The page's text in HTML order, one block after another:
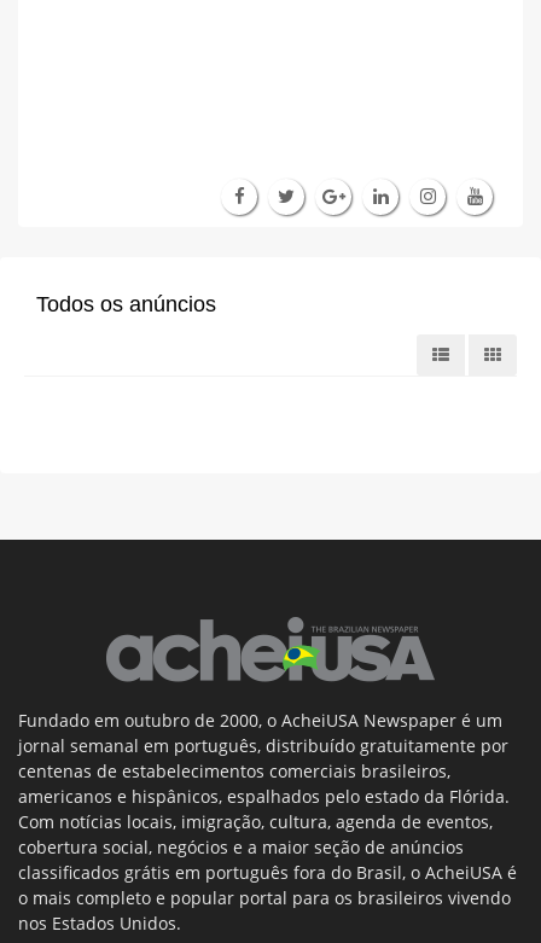
Todos os anúncios
Fundado em outubro de 2000, o AcheiUSA Newspaper é um
jornal semanal em português, distribuído gratuitamente por
centenas de estabelecimentos comerciais brasileiros,
americanos e hispânicos, espalhados pelo estado da Flórida.
Com notícias locais, imigração, cultura, agenda de eventos,
cobertura social, negócios e a maior seção de anúncios
classificados grátis em português fora do Brasil, o AcheiUSA é
o mais completo e popular portal para os brasileiros vivendo
nos Estados Unidos.